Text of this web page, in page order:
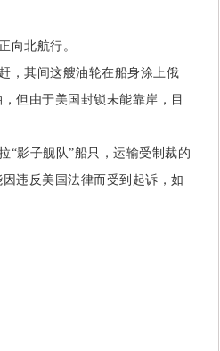
北航行。
，其间这艘油轮在船身涂上俄
但由于美国封锁未能靠岸，目
影子舰队”船只，运输受制裁的
违反美国法律而受到起诉，如